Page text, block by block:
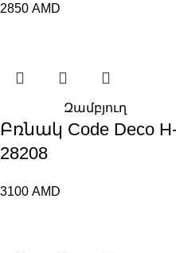
2850 AMD
Զամբյուղ
Բռնակ Code Deco
28208
3100 AMD